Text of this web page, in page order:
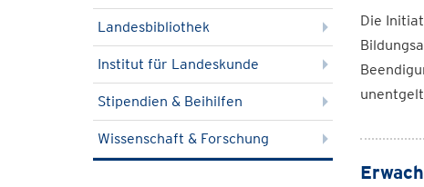
Landesbibliothek
Institut für Landeskunde
Stipendien & Beihilfen
Wissenschaft & Forschung
Die